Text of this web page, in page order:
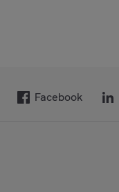
Facebook